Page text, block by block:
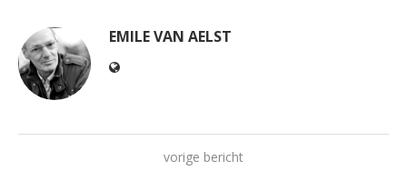
EMILE VAN AELST
vorige bericht